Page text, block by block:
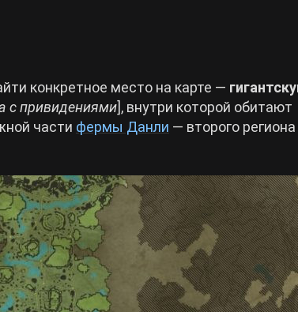
конкретное место на карте —
с привидениями], внутри которой обитают
части фермы Данли — второго региона